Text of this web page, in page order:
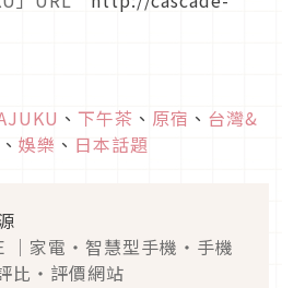
、 下午茶 、 原宿 、 台灣&
、 娛樂 、 日本話題
｜家電・智慧型手機・手機
比・評價網站